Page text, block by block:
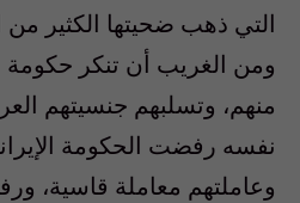
التي ذهب ضحيتها الكثير من
ومن الغريب أن تنكر
منهم، وتسلبهم جنسيتهم
نفسه رفضت الحكومة
وعاملتهم معاملة قاسية،